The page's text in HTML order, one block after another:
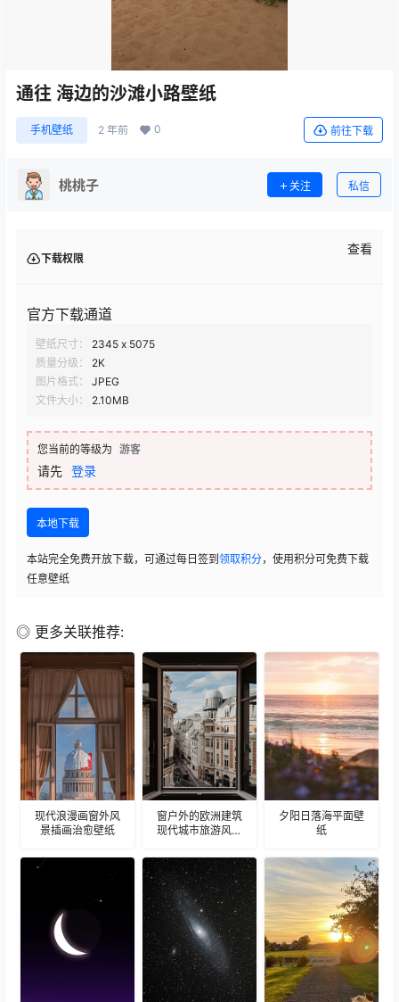
通往 海边的沙滩小路壁纸
手机壁纸 2 年前 0 前往下载
桃桃子 关注 私信
下载权限
查看
官方下载通道
壁纸尺寸：
2345 x 5075
质量分级：
2K
图片格式：
JPEG
文件大小：
2.10MB
您当前的等级为 游客
请先 登录
本地下载
本站完全免费开放下载，可通过每日签到 领取积分，使用积分可免费下载
任意壁纸
◎ 更多关联推荐:
现代浪漫画窗外风
景插画治愈壁纸
窗户外的欧洲建筑
现代城市旅游风景
夕阳日落海平面壁
纸